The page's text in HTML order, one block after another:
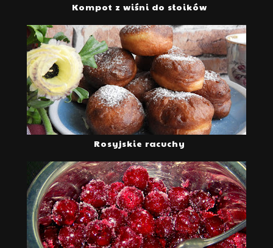
Kompot z wiśni do słoików
Rosyjskie racuchy